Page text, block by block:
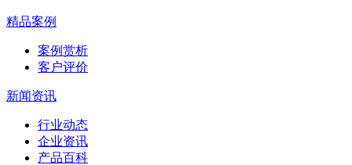
精品案例
案例赏析
客户评价
新闻资讯
行业动态
企业资讯
产品百科